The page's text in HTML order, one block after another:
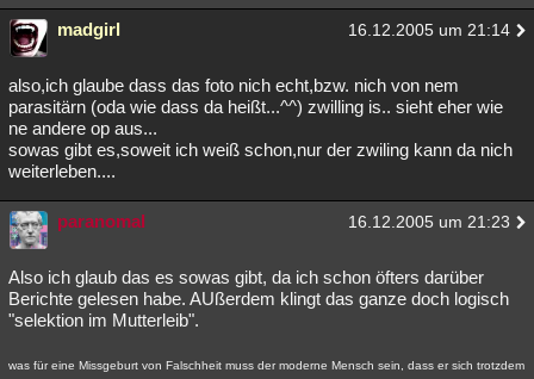
madgirl 16.12.2005 um 21:14
also,ich glaube dass das foto nich echt,bzw. nich von nem
parasitärn (oda wie dass da heißt...^^) zwilling is.. sieht eher wie
ne andere op aus...
sowas gibt es,soweit ich weiß schon,nur der zwiling kann da nich
weiterleben....
paranomal 16.12.2005 um 21:23
Also ich glaub das es sowas gibt, da ich schon öfters darüber
Berichte gelesen habe. AUßerdem klingt das ganze doch logisch
"selektion im Mutterleib".
was für eine Missgeburt von Falschheit muss der moderne Mensch sein, dass er sich trotzdem